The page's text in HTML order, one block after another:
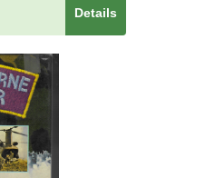
Details